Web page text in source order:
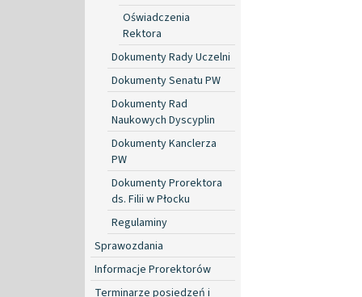
Oświadczenia
Rektora
Dokumenty Rady Uczelni
Dokumenty Senatu PW
Dokumenty Rad
Naukowych Dyscyplin
Dokumenty Kanclerza
PW
Dokumenty Prorektora
ds. Filii w Płocku
Regulaminy
Sprawozdania
Informacje Prorektorów
Terminarze posiedzeń i